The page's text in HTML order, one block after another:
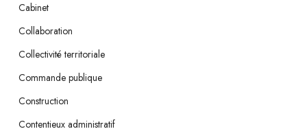
Cabinet
Collaboration
Collectivité territoriale
Commande publique
Construction
Contentieux administratif